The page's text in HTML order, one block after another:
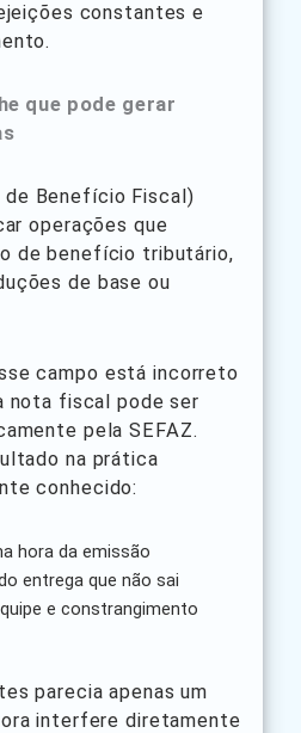
constantes e
que pode gerar
de Benefício Fiscal)
operações que
de benefício tributário,
de base ou
campo está incorreto
nota fiscal pode ser
pela SEFAZ.
na prática
conhecido:
hora da emissão
entrega que não sai
e constrangimento
parecia apenas um
interfere diretamente